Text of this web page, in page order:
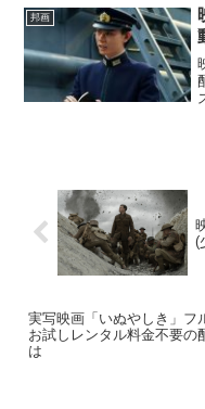
邦画
(
実写映画「いぬやしき」フ
お試しレンタル料金不要の
は